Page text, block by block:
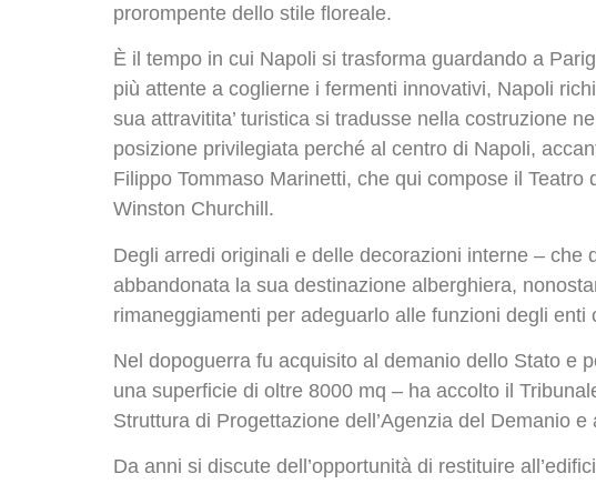
prorompente dello stile floreale.
È il tempo in cui Napoli si trasforma guardando a
più attente a coglierne i fermenti innovativi, Napoli
sua attravitita’ turistica si tradusse nella costruzione
posizione privilegiata perché al centro di Napoli,
Filippo Tommaso Marinetti, che qui compose il
Winston Churchill.
Degli arredi originali e delle decorazioni interne –
abbandonata la sua destinazione alberghiera,
rimaneggiamenti per adeguarlo alle funzioni degli enti
Nel dopoguerra fu acquisito al demanio dello Stato e
una superficie di oltre 8000 mq – ha accolto il
Struttura di Progettazione dell’Agenzia del Demanio
Da anni si discute dell’opportunità di restituire